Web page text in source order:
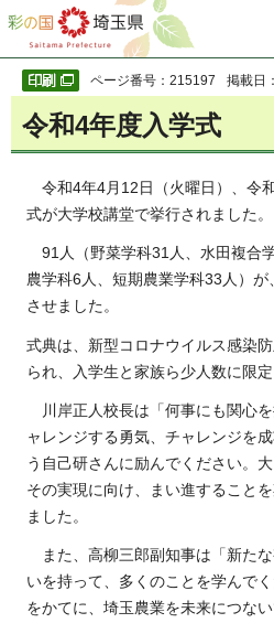
彩の国 埼玉県
ページ番号：215197 掲載日
令和4年度入学式
令和4年4月12日（火曜日）、令
式が大学校講堂で挙行されました。
91人（野菜学科31人、水田複合
農学科6人、短期農業学科33人）
させました。
式典は、新型コロナウイルス感染
られ、入学生と家族ら少人数に限
川岸正人校長は「何事にも関心
ャレンジする勇気、チャレンジを
う自己研さんに励んでください。
その実現に向け、まい進すること
ました。
また、高柳三郎副知事は「新た
いを持って、多くのことを学んで
をかてに、埼玉農業を未来につな